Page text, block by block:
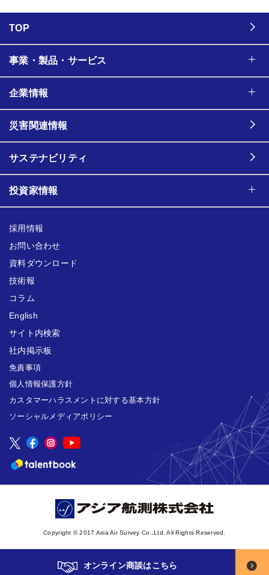
TOP
事業・製品・サービス
企業情報
災害関連情報
サステナビリティ
投資家情報
採用情報
お問い合わせ
資料ダウンロード
技術報
コラム
English
サイト内検索
社内掲示板
免責事項
個人情報保護方針
カスタマーハラスメントに対する基本方針
ソーシャルメディアポリシー
Copyright © 2017 Asia Air Survey Co.,Ltd. All Rights Reserved.
オンライン商談はこちら